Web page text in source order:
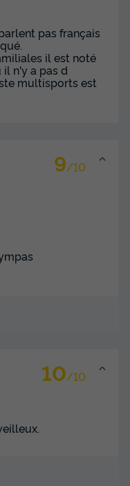
pas français
il est noté
n'y a pas d
multisports est
9/10
10/10